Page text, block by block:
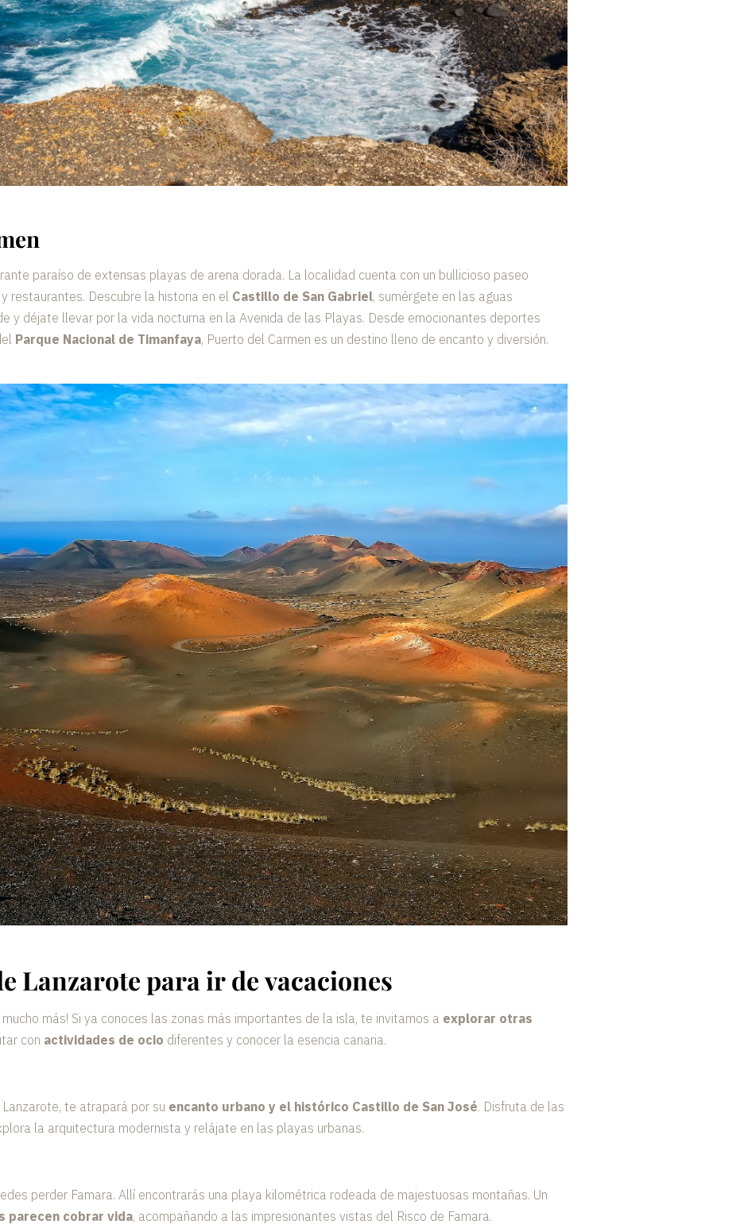
paraíso de extensas playas de arena dorada. La localidad cuenta con un bullicioso paseo
restaurantes. Descubre la historia en el Castillo de San Gabriel, sumérgete en las aguas
y déjate llevar por la vida nocturna en la Avenida de las Playas. Desde emocionantes deportes
Parque Nacional de Timanfaya, Puerto del Carmen es un destino lleno de encanto y diversión.
Lanzarote para ir de vacaciones
más! Si ya conoces las zonas más importantes de la isla, te invitamos a explorar otras
con actividades de ocio diferentes y conocer la esencia canaria.
te atrapará por su encanto urbano y el histórico Castillo de San José. Disfruta de las
la arquitectura modernista y relájate en las playas urbanas.
perder Famara. Allí encontrarás una playa kilométrica rodeada de majestuosas montañas. Un
parecen cobrar vida, acompañando a las impresionantes vistas del Risco de Famara.